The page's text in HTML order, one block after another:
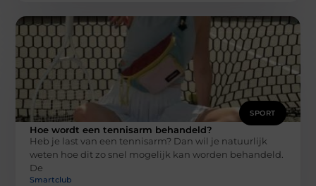
SPORT
Hoe wordt een tennisarm behandeld?
Heb je last van een tennisarm? Dan wil je natuurlijk
weten hoe dit zo snel mogelijk kan worden behandeld.
De
Smartclub